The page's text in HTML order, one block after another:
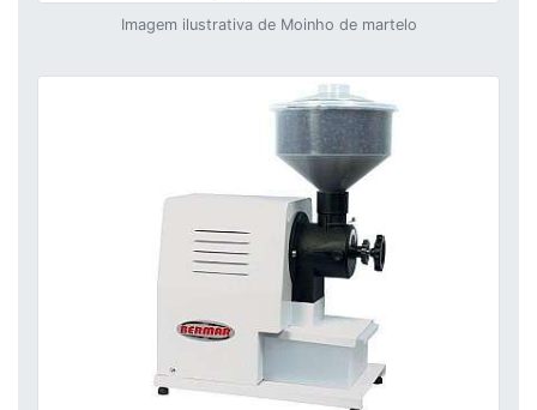
Imagem ilustrativa de Moinho de martelo